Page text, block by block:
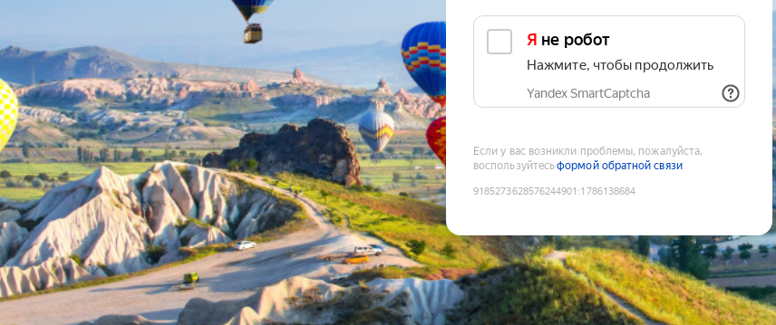
Я не робот
Нажмите, чтобы продолжить
Yandex SmartCaptcha
Если у вас возникли проблемы, пожалуйста,
воспользуйтесьформой обратной связи
9185273628576244901 :1786138684